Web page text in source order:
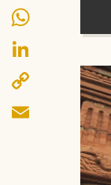
Pinterest
WhatsApp
LinkedIn
Copy